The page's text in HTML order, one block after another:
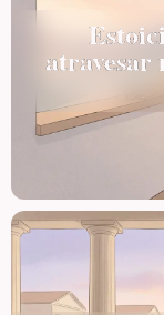
atravesar